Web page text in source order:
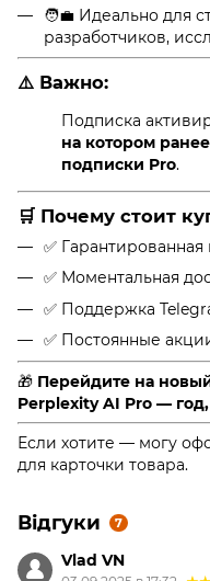
🧑‍💼 Идеально для
разработчиков,
⚠️ Важно:
Подписка
на котором
подписки Pro.
🛒 Почему стоит
✅
✅ Моментальная
✅ Поддержка
✅ Постоянные
🎁 Перейдите на
Perplexity AI Pro —
Если хотите — могу
для карточки товара.
Відгуки 7
Vlad VN